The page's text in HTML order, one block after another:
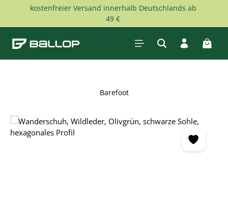
Zum Hauptinhalt springen
kostenfreier Versand innerhalb Deutschlands ab
49 €
Barefoot
Bildergalerie überspringen